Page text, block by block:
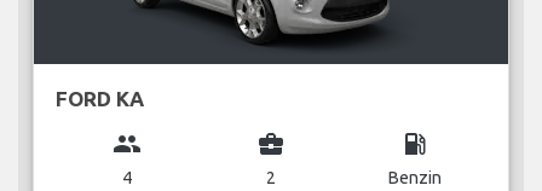
FORD KA
group
4
business_center
2
local_gas_station
Benzin